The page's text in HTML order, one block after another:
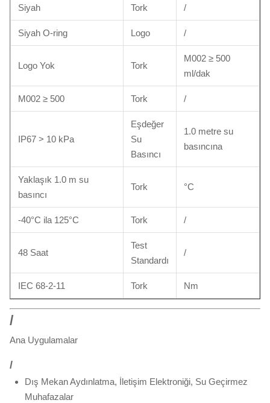
Siyah Tork /
Siyah O-ring Logo /
Logo Yok Tork
M002 ≥ 500
ml/dak
M002 ≥ 500 Tork /
IP67 > 10 kPa
Eşdeğer
Su
Basıncı
1.0 metre su
basıncına
Yaklaşık 1.0 m su
basıncı
Tork °C
-40°C ila 125°C Tork /
48 Saat
Test
Standardı
/
IEC 68-2-11 Tork Nm
/
Ana Uygulamalar
/
Dış Mekan Aydınlatma, İletişim Elektroniği, Su Geçirmez
Muhafazalar